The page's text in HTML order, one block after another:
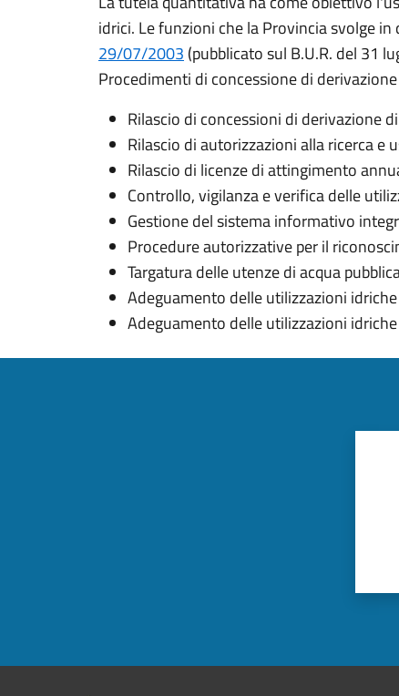
idrici. Le funzioni che la Provincia svolge
29/07/2003 (pubblicato sul B.U.R. del 31
Procedimenti di concessione di derivazione
Rilascio di concessioni di derivazione
Rilascio di autorizzazioni alla ricerca e
Rilascio di licenze di attingimento
Controllo, vigilanza e verifica delle
Gestione del sistema informativo
Procedure autorizzative per il
Targatura delle utenze di acqua
Adeguamento delle utilizzazioni
Adeguamento delle utilizzazioni